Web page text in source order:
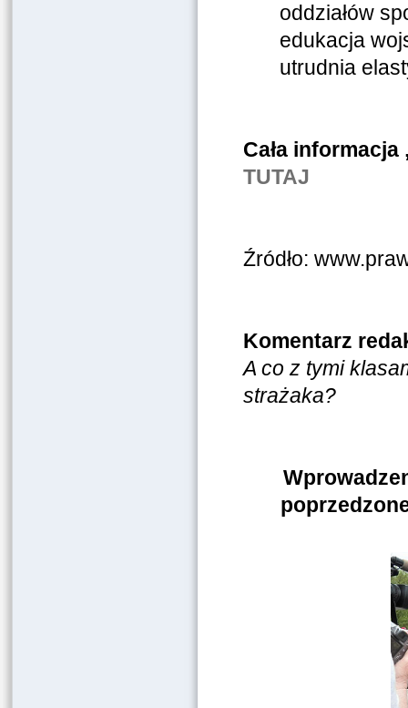
oddziałów
edukacja
utrudnia
Cała informacja
TUTAJ
Źródło:
Komentarz
A co z tymi
strażaka?